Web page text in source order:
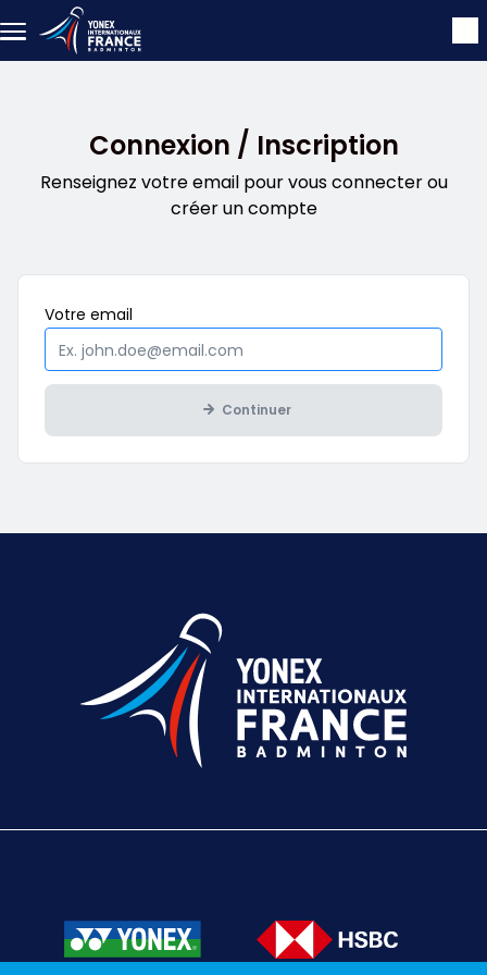
Aller au contenu principal
Connexion / Inscription
Renseignez votre email pour vous connecter ou
créer un compte
Votre email
Continuer